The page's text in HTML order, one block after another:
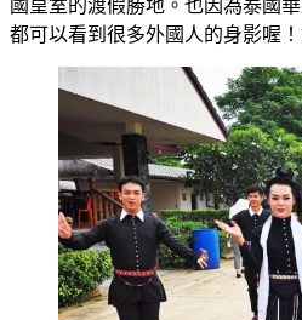
國皇室的渡假勝地。也因為泰國
都可以看到很多外國人的身影喔